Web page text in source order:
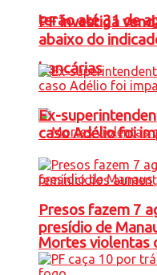
terão até 31 de
bancárias
Mortes violentas
PF investiga
abaixo do
Ex-
caso Adélio foi
Presos fazem 7
presídio de